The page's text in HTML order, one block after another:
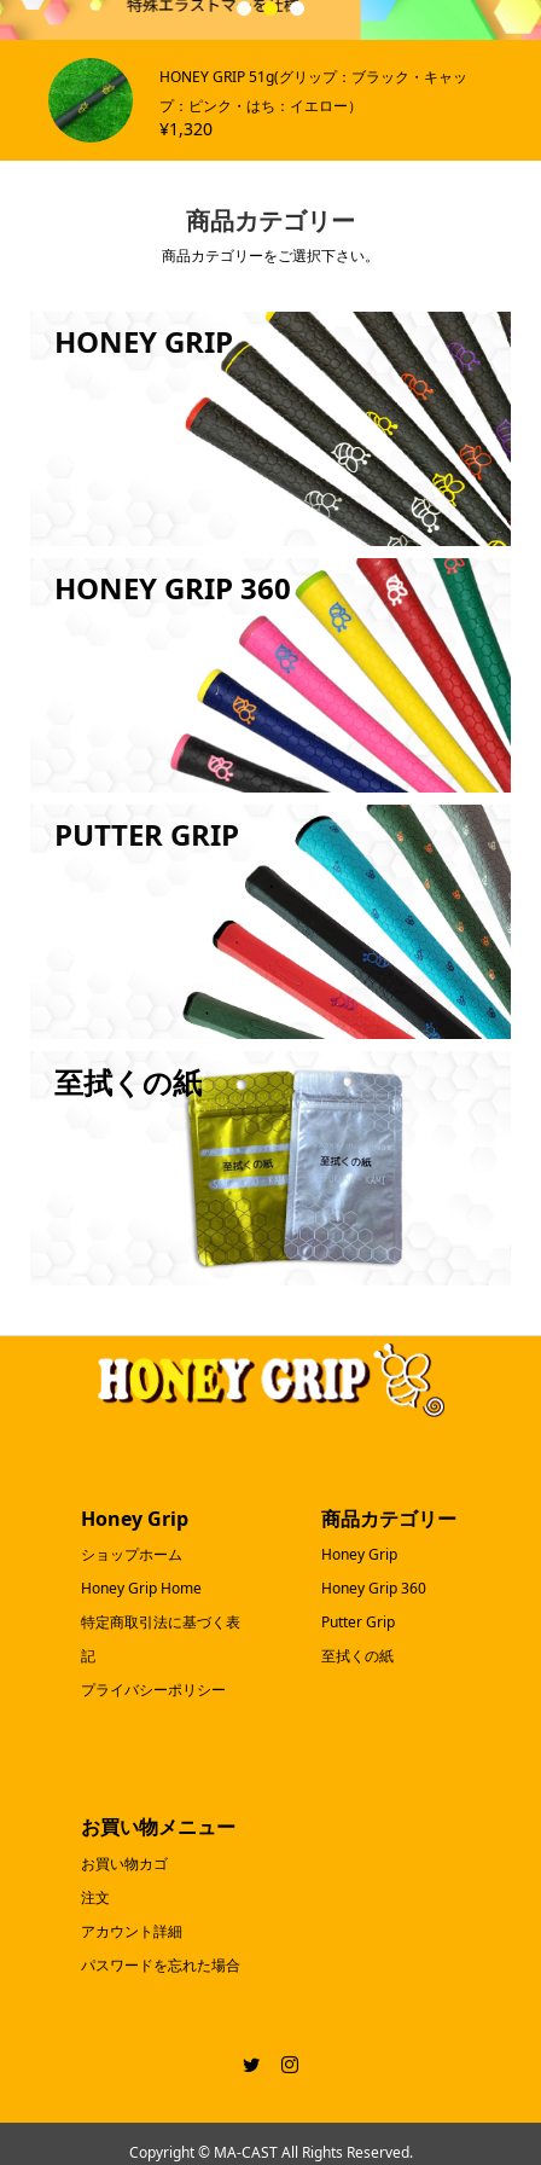
1 2 3
HONEY GRIP 51g(グリップ：ブラック・キャッ
プ：ピンク・はち：イエロー）
¥1,320
商品カテゴリー
商品カテゴリーをご選択下さい。
HONEY GRIP
HONEY GRIP 360
PUTTER GRIP
至拭くの紙
Honey Grip
ショップホーム
Honey Grip Home
特定商取引法に基づく表
記
プライバシーポリシー
商品カテゴリー
Honey Grip
Honey Grip 360
Putter Grip
至拭くの紙
お買い物メニュー
お買い物カゴ
注文
アカウント詳細
パスワードを忘れた場合
Copyright © MA-CAST All Rights Reserved.